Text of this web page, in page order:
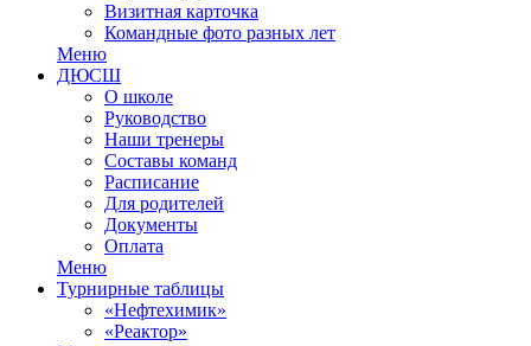
Визитная карточка
Командные фото разных лет
Меню
ДЮСШ
О школе
Руководство
Наши тренеры
Составы команд
Расписание
Для родителей
Документы
Оплата
Меню
Турнирные таблицы
«Нефтехимик»
«Реактор»